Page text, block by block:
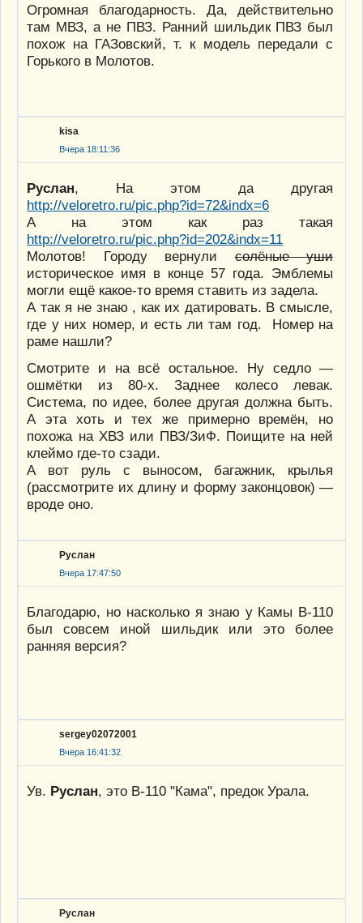
Огромная благодарность. Да, действительно
там МВЗ, а не ПВЗ. Ранний шильдик ПВЗ был
похож на ГАЗовский, т. к модель передали с
Горького в Молотов.
kisa
Вчера 18:11:36
Руслан, На этом да другая
http://veloretro.ru/pic.php?id=72&indx=6
А на этом как раз такая
http://veloretro.ru/pic.php?id=202&indx=11
Молотов! Городу вернулисолёные уши
историческое имя в конце 57 года. Эмблемы
могли ещё какое-то время ставить из задела.
А так я не знаю , как их датировать. В смысле,
где у них номер, и есть ли там год. Номер на
раме нашли?
Смотрите и на всё остальное. Ну седло —
ошмётки из 80-х. Заднее колесо левак.
Система, по идее, более другая должна быть.
А эта хоть и тех же примерно времён, но
похожа на ХВЗ или ПВЗ/ЗиФ. Поищите на ней
клеймо где-то сзади.
А вот руль с выносом, багажник, крылья
(рассмотрите их длину и форму законцовок) —
вроде оно.
Руслан
Вчера 17:47:50
Благодарю, но насколько я знаю у Камы В-110
был совсем иной шильдик или это более
ранняя версия?
sergey02072001
Вчера 16:41:32
Ув. Руслан, это В-110 "Кама", предок Урала.
Руслан